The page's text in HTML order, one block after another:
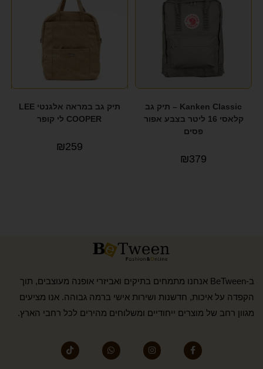
Kanken Classic – תיק גב
קלאסי 16 ליטר בצבע אפור
פסים
₪379
תיק גב במראה אלגנטי LEE
COOPER לי קופר
₪259
ב-BeTween אנחנו מתמחים בתיקים ואביזרי אופנה מעוצבים, תוך
הקפדה על איכות, חדשנות ושירות אישי ברמה גבוהה. אנו מציעים
מגוון רחב של מוצרים ייחודיים ומשלוחים מהירים לכל רחבי הארץ.